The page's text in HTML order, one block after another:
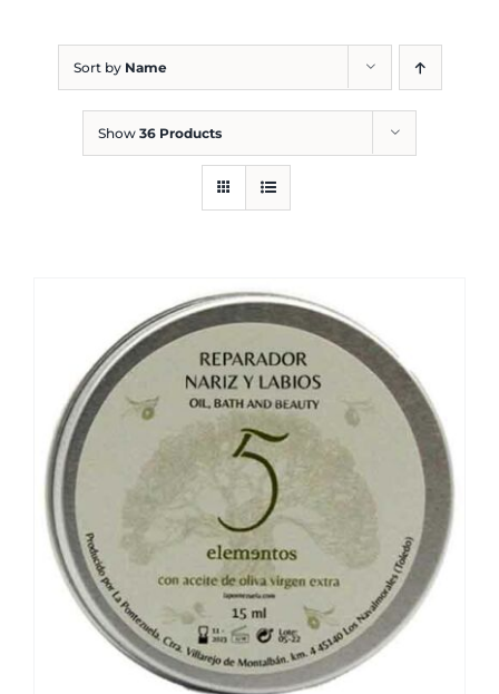
Sort by Name
Show 36 Products